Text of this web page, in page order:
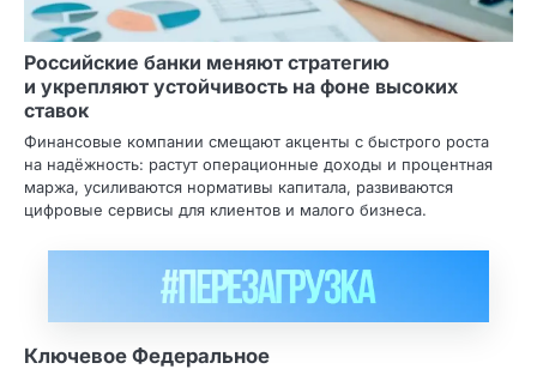
Российские банки меняют стратегию
и укрепляют устойчивость на фоне высоких
ставок
Финансовые компании смещают акценты с быстрого роста
на надёжность: растут операционные доходы и процентная
маржа, усиливаются нормативы капитала, развиваются
цифровые сервисы для клиентов и малого бизнеса.
Ключевое Федеральное